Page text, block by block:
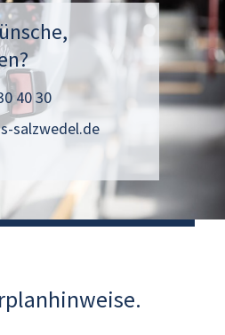
40 30
salzwedel.de